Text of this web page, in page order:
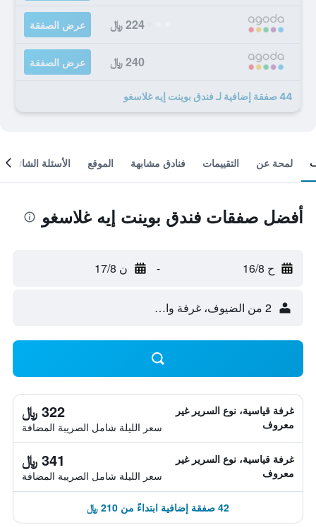
224 ﷼ عرض الصفقة
240 ﷼ عرض الصفقة
44 صفقة إضافية لـ فندق بوينت إيه غلاسغو
لمحة عن التقييمات فنادق مشابهة الموقع الأسئلة الشائعة
أفضل صفقات فندق بوينت إيه غلاسغو
ح 16/8 - ن 17/8
2 من الضيوف، غرفة واحدة
غرفة قياسية، نوع السرير غير
معروف
322 ﷼
سعر الليلة شامل الصريبة المضافة
غرفة قياسية، نوع السرير غير
معروف
341 ﷼
سعر الليلة شامل الصريبة المضافة
42 صفقة إضافية ابتداءً من 210 ﷼